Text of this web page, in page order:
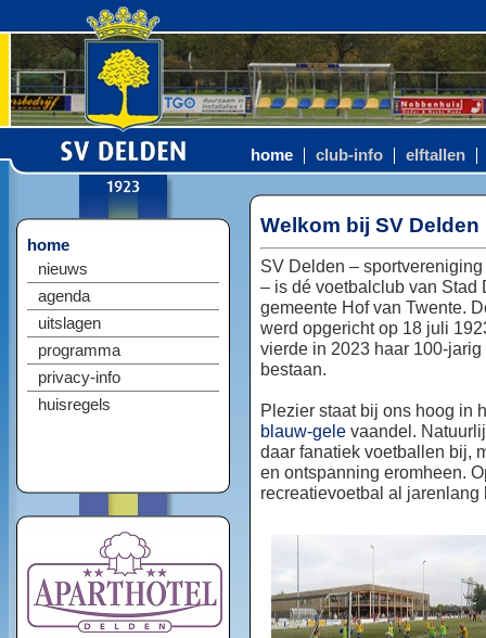
home club-info elftallen
home
nieuws
agenda
uitslagen
programma
privacy-info
huisregels
Welkom bij SV Delden
SV Delden –
– is dé voetbalclub van Stad
gemeente Hof van Twente.
werd opgericht op 18 juli
vierde in 2023 haar 100-jarig
bestaan.
Plezier staat bij ons hoog in
blauw-gele vaandel.
daar fanatiek voetballen bij,
en ontspanning eromheen.
recreatievoetbal al jarenlang